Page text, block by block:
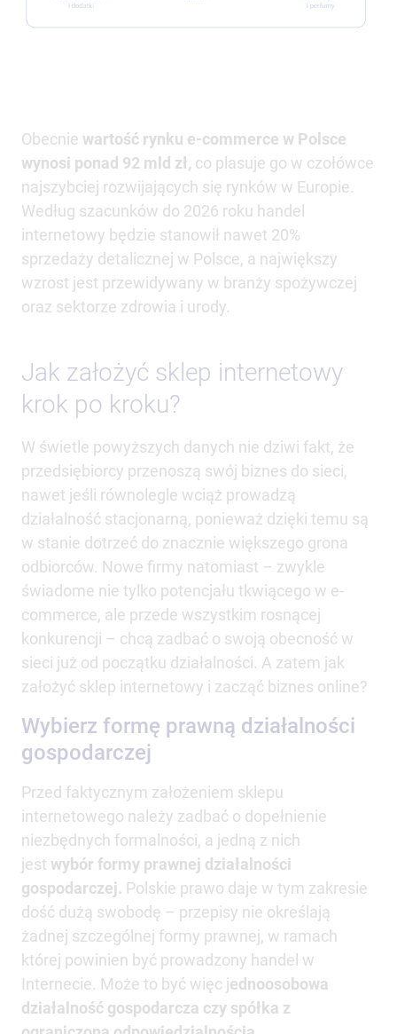
Obecnie wartość rynku e-commerce w Polsce
wynosi ponad 92 mld zł, co plasuje go w czołówce
najszybciej rozwijających się rynków w Europie.
Według szacunków do 2026 roku handel
internetowy będzie stanowił nawet 20%
sprzedaży detalicznej w Polsce, a największy
wzrost jest przewidywany w branży spożywczej
oraz sektorze zdrowia i urody.
Jak założyć sklep internetowy
krok po kroku?
W świetle powyższych danych nie dziwi fakt, że
przedsiębiorcy przenoszą swój biznes do sieci,
nawet jeśli równolegle wciąż prowadzą
działalność stacjonarną, ponieważ dzięki temu są
w stanie dotrzeć do znacznie większego grona
odbiorców. Nowe firmy natomiast – zwykle
świadome nie tylko potencjału tkwiącego w e-
commerce, ale przede wszystkim rosnącej
konkurencji – chcą zadbać o swoją obecność w
sieci już od początku działalności. A zatem jak
założyć sklep internetowy i zacząć biznes online?
Wybierz formę prawną działalności
gospodarczej
Przed faktycznym założeniem sklepu
internetowego należy zadbać o dopełnienie
niezbędnych formalności, a jedną z nich
jest wybór formy prawnej działalności
gospodarczej. Polskie prawo daje w tym zakresie
dość dużą swobodę – przepisy nie określają
żadnej szczególnej formy prawnej, w ramach
której powinien być prowadzony handel w
Internecie. Może to być więc jednoosobowa
działalność gospodarcza czy spółka z